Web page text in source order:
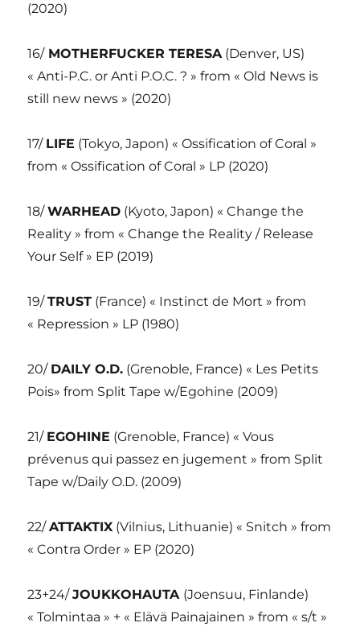
(2020)
16/MOTHERFUCKER TERESA(Denver, US)
« Anti-P.C. or Anti P.O.C. ? » from « Old News is
still new news » (2020)
17/ LIFE (Tokyo, Japon) « Ossification of Coral »
from « Ossification of Coral » LP (2020)
18/WARHEAD (Kyoto, Japon) « Change the
Reality » from « Change the Reality / Release
Your Self » EP (2019)
19/TRUST (France) « Instinct de Mort » from
« Repression » LP (1980)
20/ DAILY O.D. (Grenoble, France) « Les Petits
Pois» from Split Tape w/Egohine (2009)
21/ EGOHINE (Grenoble, France) « Vous
prévenus qui passez en jugement » from Split
Tape w/Daily O.D. (2009)
22/ATTAKTIX (Vilnius, Lithuanie) « Snitch » from
« Contra Order » EP (2020)
23+24/JOUKKOHAUTA (Joensuu, Finlande)
« Tolmintaa » + « Elävä Painajainen » from « s/t »